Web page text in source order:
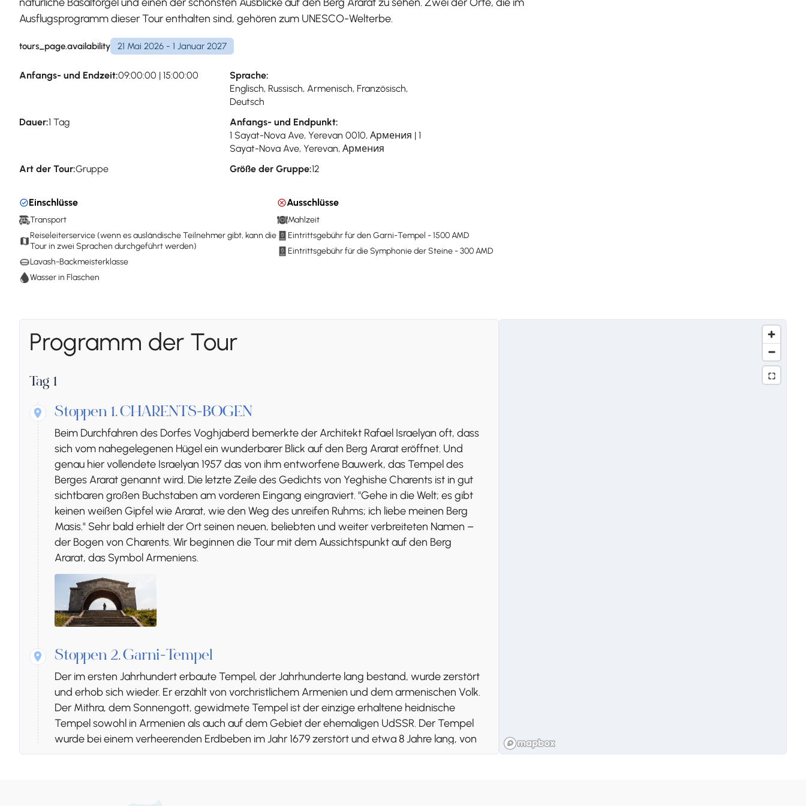
Ausflugsprogramm dieser Tour enthalten sind, gehören zum UNESCO-Welterbe.
tours_page.availability 21 Mai 2026 - 1 Januar 2027
Anfangs- und Endzeit:09:00:00 | 15:00:00
Sprache:
Englisch, Russisch, Armenisch, Französisch,
Deutsch
Dauer:1 Tag
Anfangs- und Endpunkt:
1 Sayat-Nova Ave, Yerevan 0010, Армения | 1
Sayat-Nova Ave, Yerevan, Армения
Art der Tour:Gruppe Größe der Gruppe:12
Einschlüsse
Transport
Reiseleiterservice (wenn es ausländische Teilnehmer gibt, kann die
Tour in zwei Sprachen durchgeführt werden)
Lavash-Backmeisterklasse
Wasser in Flaschen
Ausschlüsse
Mahlzeit
Eintrittsgebühr für den Garni-Tempel - 1500 AMD
Eintrittsgebühr für die Symphonie der Steine - 300 AMD
Programm der Tour
Tag 1
Stoppen 1.CHARENTS-BOGEN
Beim Durchfahren des Dorfes Voghjaberd bemerkte der Architekt Rafael Israelyan oft, dass
sich vom nahegelegenen Hügel ein wunderbarer Blick auf den Berg Ararat eröffnet. Und
genau hier vollendete Israelyan 1957 das von ihm entworfene Bauwerk, das Tempel des
Berges Ararat genannt wird. Die letzte Zeile des Gedichts von Yeghishe Charents ist in gut
sichtbaren großen Buchstaben am vorderen Eingang eingraviert. "Gehe in die Welt; es gibt
keinen weißen Gipfel wie Ararat, wie den Weg des unreifen Ruhms; ich liebe meinen Berg
Masis." Sehr bald erhielt der Ort seinen neuen, beliebten und weiter verbreiteten Namen –
der Bogen von Charents. Wir beginnen die Tour mit dem Aussichtspunkt auf den Berg
Ararat, das Symbol Armeniens.
Stoppen 2.Garni-Tempel
Der im ersten Jahrhundert erbaute Tempel, der Jahrhunderte lang bestand, wurde zerstört
und erhob sich wieder. Er erzählt von vorchristlichem Armenien und dem armenischen Volk.
Der Mithra, dem Sonnengott, gewidmete Tempel ist der einzige erhaltene heidnische
Tempel sowohl in Armenien als auch auf dem Gebiet der ehemaligen UdSSR. Der Tempel
wurde bei einem verheerenden Erdbeben im Jahr 1679 zerstört und etwa 8 Jahre lang, von
1968 bis 1975, restauriert.